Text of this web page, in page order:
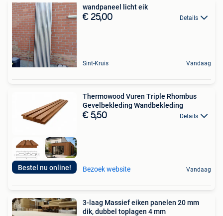
wandpaneel licht eik
€ 25,00 Details
Sint-Kruis Vandaag
Bestel nu online!
Thermowood Vuren Triple Rhombus
Gevelbekleding Wandbekleding
€ 5,50 Details
Bezoek website Vandaag
3-laag Massief eiken panelen 20 mm
dik, dubbel toplagen 4 mm